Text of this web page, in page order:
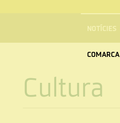
NOTÍCIES
COMARCA
Cultura